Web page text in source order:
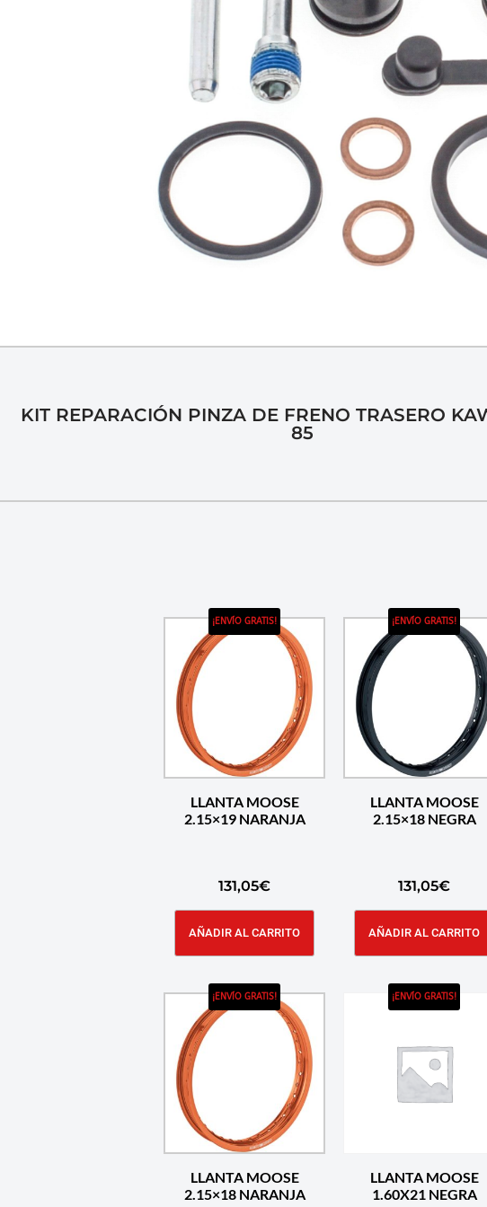
KIT REPARACIÓN PINZA DE FRENO TRASERO
85
¡ENVÍO GRATIS!
LLANTA MOOSE
2.15×19 NARANJA
131,05€
AÑADIR AL CARRITO
¡ENVÍO GRATIS!
LLANTA MOOSE
2.15×18 NEGRA
131,05€
AÑADIR AL CARRITO
¡ENVÍO GRATIS!
LLANTA MOOSE
2.15×18 NARANJA
¡ENVÍO GRATIS!
LLANTA MOOSE
1.60X21 NEGRA